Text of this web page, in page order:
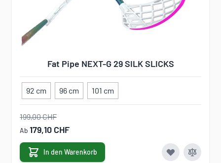
Fat Pipe NEXT-G 29 SILK SLICKS
92 cm 96 cm 101 cm
199,00 CHF
Ab 179,10 CHF
In den Warenkorb